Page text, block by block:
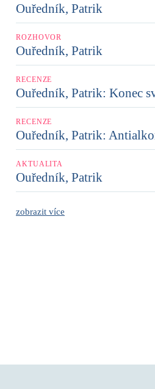
Ouředník, Patrik
ROZHOVOR
Ouředník, Patrik
RECENZE
Ouředník, Patrik: Konec
RECENZE
Ouředník, Patrik:
AKTUALITA
Ouředník, Patrik
zobrazit více